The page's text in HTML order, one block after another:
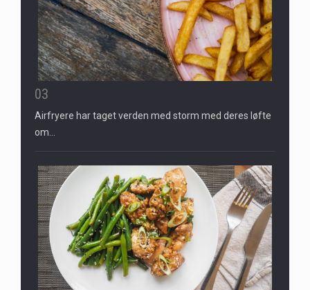
03
Airfryere har taget verden med storm med deres løfte
om…